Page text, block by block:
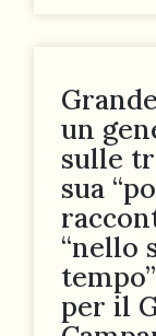
un
sulle
sua
“nello
per il